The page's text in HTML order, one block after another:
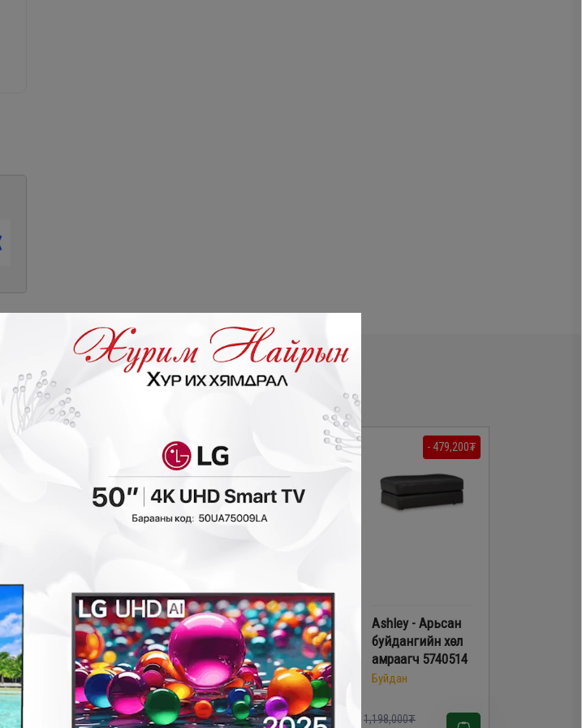
- 269,400₮
Ashley - Хөл,
нуруу амраагчтай
буйдан 3427026
Буйдан
898,000₮
Ashley - Арьсан
буйдангийн хөл
амраагч 3150308
Буйдан
798,000₮
- 479,200₮
Ashley - Арьсан
буйдангийн хөл
амраагч 5740514
Буйдан
1,198,000₮